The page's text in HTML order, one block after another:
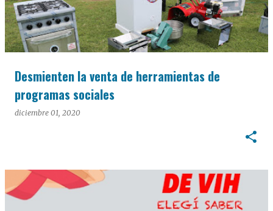
Desmienten la venta de herramientas de
programas sociales
diciembre 01, 2020